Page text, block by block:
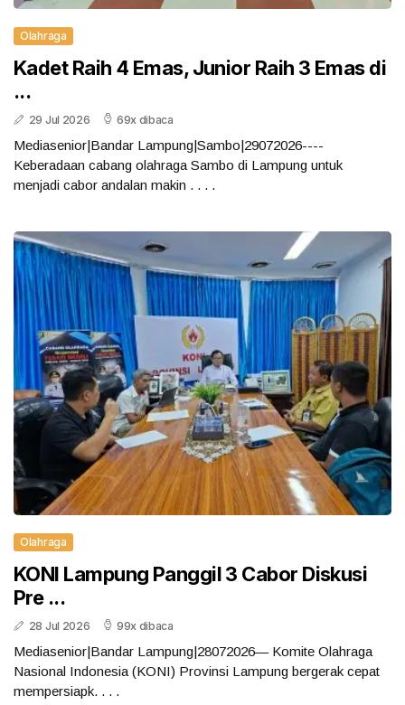
Olahraga
Kadet Raih 4 Emas, Junior Raih 3 Emas di
...
29 Jul 2026 69x dibaca
Mediasenior|Bandar Lampung|Sambo|29072026----
Keberadaan cabang olahraga Sambo di Lampung untuk
menjadi cabor andalan makin . . . .
Olahraga
KONI Lampung Panggil 3 Cabor Diskusi
Pre ...
28 Jul 2026 99x dibaca
Mediasenior|Bandar Lampung|28072026— Komite Olahraga
Nasional Indonesia (KONI) Provinsi Lampung bergerak cepat
mempersiapk. . . .